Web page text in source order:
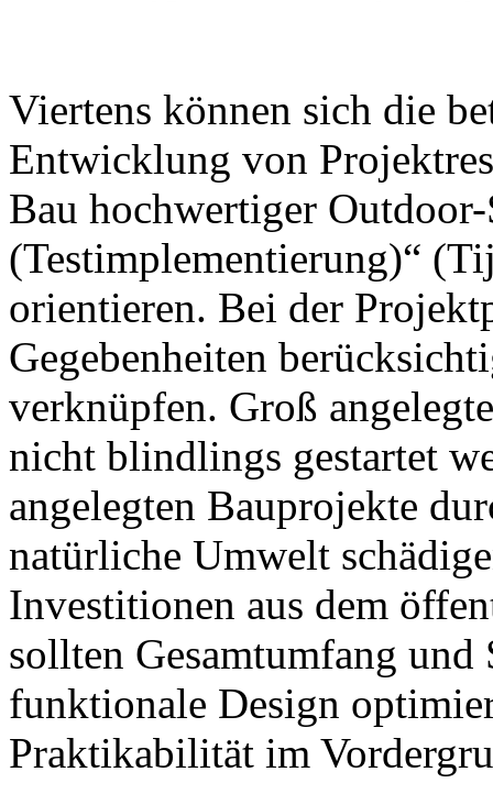
Viertens können sich die
Entwicklung von
Bau hochwertiger
(Testimplementierung)“
orientieren. Bei der
Gegebenheiten
verknüpfen. Groß
nicht blindlings gestartet
angelegten Bauprojekte
natürliche Umwelt
Investitionen aus dem
sollten Gesamtumfang
funktionale Design
Praktikabilität im